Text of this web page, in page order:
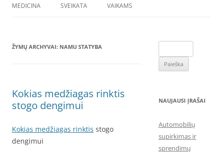
MEDICINA SVEIKATA VAIKAMS
ŽYMŲ ARCHYVAI: NAMU STATYBA
Kokias medžiagas rinktis
stogo dengimui
Kokias medžiagas rinktis stogo
dengimui
NAUJAUSI ĮRAŠAI
Automobilių
supirkimas ir
sprendimų